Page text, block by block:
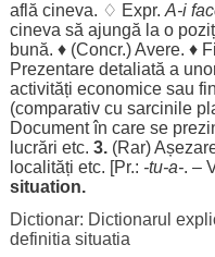
află cineva. ♢ Expr. A-i
cineva să ajungă la o
bună. ♦ (Concr.)Avere. ♦
Prezentare detaliată a
activități economicesau
(comparativcu sarcinile
Documentîn care se
lucrări etc. 3.(Rar)
localități etc. [Pr.: -tu-a-. –
situation.
Dictionar: Dictionarul
definitia situatia